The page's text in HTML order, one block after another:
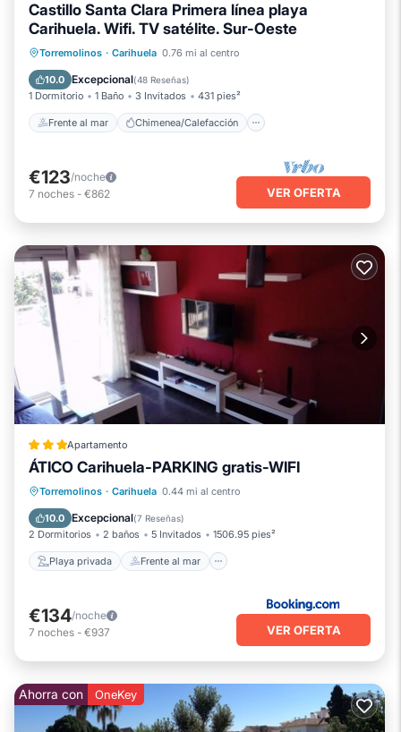
Castillo Santa Clara Primera línea playa
Carihuela. Wifi. TV satélite. Sur-Oeste
Torremolinos · Carihuela 0.76 mi al centro
10.0 Excepcional(48 Reseñas)
1 Dormitorio 1 Baño 3 Invitados 431 pies²
Frente al mar Chimenea/Calefacción
Frente al mar
Chimenea/Calefacción
Piscina
Vista al mar
€123/noche
7 noches - €862 VER OFERTA
Apartamento
ÁTICO Carihuela-PARKING gratis-WIFI
Torremolinos · Carihuela 0.44 mi al centro
10.0 Excepcional(7 Reseñas)
2 Dormitorios 2 baños 5 Invitados 1506.95 pies²
Playa privada Frente al mar
Playa privada
Frente al mar
Bañera de hidromasaje
€134/noche
7 noches - €937 VER OFERTA
Ahorra con OneKey